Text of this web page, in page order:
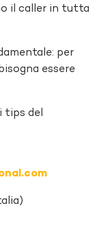
il caller in tutta
per
essere
tips del